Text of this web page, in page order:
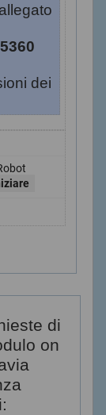
dei
di
on